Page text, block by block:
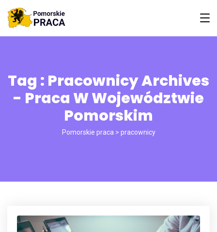
Tag : Pracownicy Archives
- Praca W Województwie
Pomorskim
Pomorskie praca > pracownicy